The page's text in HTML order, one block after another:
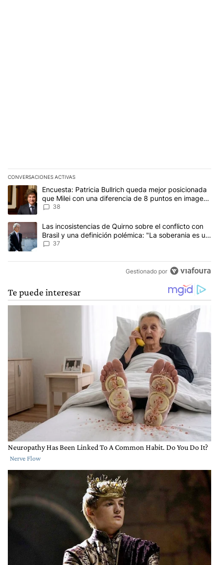
CONVERSACIONES ACTIVAS
Este listado muestra los artículos con más comentarios en los
Un artículo de tendencia con el título "Encuesta: Patricia
Encuesta: Patricia Bullrich queda mejor posicionada
que Milei con una diferencia de 8 puntos en imagen
negativa
38
Un artículo de tendencia con el título "Las incosistencias de
Las incosistencias de Quirno sobre el conflicto con
Brasil y una definición polémica: "La soberania es un
concepto antiguo"
37
Gestionado por